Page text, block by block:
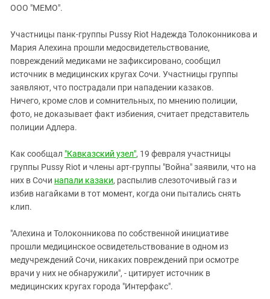
ИНАКОМЫСЛИЕ В ЧЕЧНЕ
ПРЕСЛЕДОВАНИЕ АКТИВИСТОВ
МОБИЛИЗАЦИЯ И ПРОТЕСТЫ
Дагестан
Кабардино-Балкария
Калмыкия
Карачаево-Черкесия
Краснодарский край
Нагорный Карабах
Ростовская область
Северная Осетия - Алания
СКФО
Чечня
Южная Осетия
Южный Кавказ
ЮФО
ООО "МЕМО".
Участницы панк-группы Pussy Riot Надежда Толоконникова и
Мария Алехина прошли медосвидетельствование,
повреждений медиками не зафиксировано, сообщил
источник в медицинских кругах Сочи. Участницы группы
заявляют, что пострадали при нападении казаков.
Ничего, кроме слов и сомнительных, по мнению полиции,
фото, не доказывает факт избиения, считает представитель
полиции Адлера.
Как сообщал "Кавказский узел", 19 февраля участницы
группы Pussy Riot и члены арт-группы "Война" заявили, что на
них в Сочи напали казаки, распылив слезоточивый газ и
избив нагайками в тот момент, когда они пытались снять
клип.
"Алехина и Толоконникова по собственной инициативе
прошли медицинское освидетельствование в одном из
медучреждений Сочи, никаких повреждений при осмотре
врачи у них не обнаружили", - цитирует источник в
медицинских кругах города "Интерфакс".